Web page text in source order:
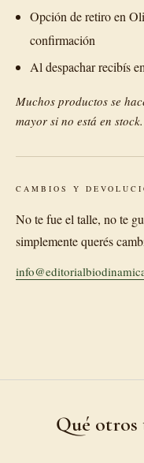
Opción de retiro en
confirmación
Al despachar recibís
Muchos productos se
mayor si no está en stock.
CAMBIOS Y
No te fue el talle, no te
simplemente querés
Qué otros